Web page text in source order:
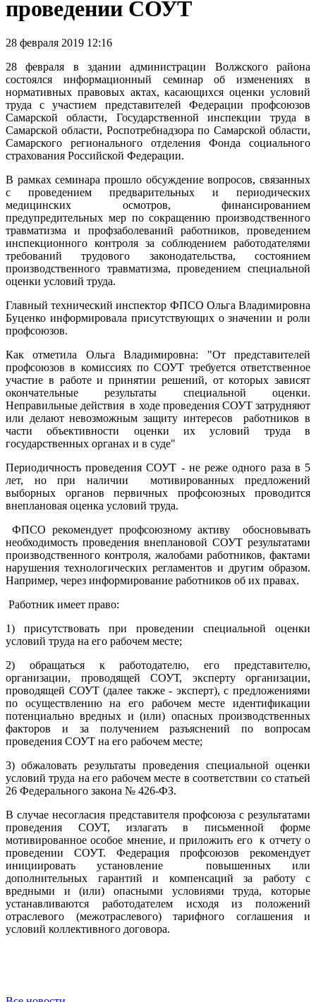
проведении СОУТ
28 февраля 2019 12:16
28 февраля в здании администрации Волжского района
состоялся информационный семинар об изменениях в
нормативных правовых актах, касающихся оценки условий
труда с участием представителей Федерации профсоюзов
Самарской области, Государственной инспекции труда в
Самарской области, Роспотребнадзора по Самарской области,
Самарского регионального отделения Фонда социального
страхования Российской Федерации.
В рамках семинара прошло обсуждение вопросов, связанных
с проведением предварительных и периодических
медицинских осмотров, финансированием
предупредительных мер по сокращению производственного
травматизма и профзаболеваний работников, проведением
инспекционного контроля за соблюдением работодателями
требований трудового законодательства, состоянием
производственного травматизма, проведением специальной
оценки условий труда.
Главный технический инспектор ФПСО Ольга Владимировна
Буценко информировала присутствующих о значении и роли
профсоюзов.
Как отметила Ольга Владимировна: "От представителей
профсоюзов в комиссиях по СОУТ требуется ответственное
участие в работе и принятии решений, от которых зависят
окончательные результаты специальной оценки.
Неправильные действия в ходе проведения СОУТ затрудняют
или делают невозможным защиту интересов работников в
части объективности оценки их условий труда в
государственных органах и в суде"
Периодичность проведения СОУТ - не реже одного раза в 5
лет, но при наличии мотивированных предложений
выборных органов первичных профсоюзных проводится
внеплановая оценка условий труда.
ФПСО рекомендует профсоюзному активу обосновывать
необходимость проведения внеплановой СОУТ результатами
производственного контроля, жалобами работников, фактами
нарушения технологических регламентов и другим образом.
Например, через информирование работников об их правах.
Работник имеет право:
1) присутствовать при проведении специальной оценки
условий труда на его рабочем месте;
2) обращаться к работодателю, его представителю,
организации, проводящей СОУТ, эксперту организации,
проводящей СОУТ (далее также - эксперт), с предложениями
по осуществлению на его рабочем месте идентификации
потенциально вредных и (или) опасных производственных
факторов и за получением разъяснений по вопросам
проведения СОУТ на его рабочем месте;
3) обжаловать результаты проведения специальной оценки
условий труда на его рабочем месте в соответствии со статьей
26 Федерального закона № 426-ФЗ.
В случае несогласия представителя профсоюза с результатами
проведения СОУТ, излагать в письменной форме
мотивированное особое мнение, и приложить его к отчету о
проведении СОУТ. Федерация профсоюзов рекомендует
инициировать установление повышенных или
дополнительных гарантий и компенсаций за работу с
вредными и (или) опасными условиями труда, которые
устанавливаются работодателем исходя из положений
отраслевого (межотраслевого) тарифного соглашения и
условий коллективного договора.